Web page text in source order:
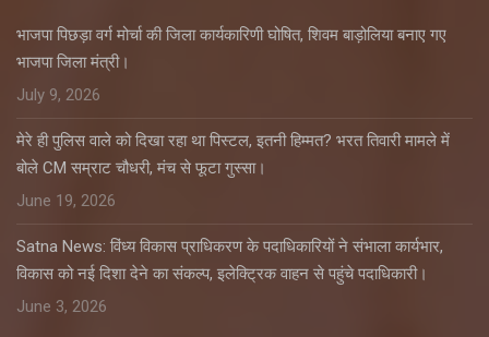
भाजपा पिछड़ा वर्ग मोर्चा की जिला कार्यकारिणी घोषित, शिवम बाड़ोलिया बनाए गए
भाजपा जिला मंत्री।
July 9, 2026
मेरे ही पुलिस वाले को दिखा रहा था पिस्टल, इतनी हिम्मत? भरत तिवारी मामले में
बोले CM सम्राट चौधरी, मंच से फूटा गुस्सा।
June 19, 2026
Satna News: विंध्य विकास प्राधिकरण के पदाधिकारियों ने संभाला कार्यभार,
विकास को नई दिशा देने का संकल्प, इलेक्ट्रिक वाहन से पहुंचे पदाधिकारी।
June 3, 2026